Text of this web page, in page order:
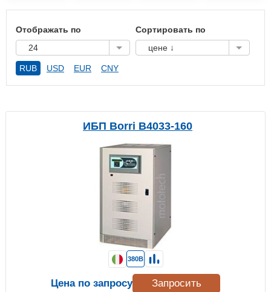
Отображать по
24
Сортировать по
цене ↓
RUB USD EUR CNY
ИБП Borri B4033-160
380В
Цена по запросу Запросить